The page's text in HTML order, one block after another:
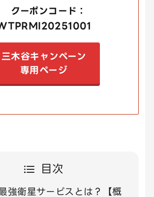
クーポンコード：
三木谷キャンペーン
専用ページ
目次
強衛星サービスとは？【概